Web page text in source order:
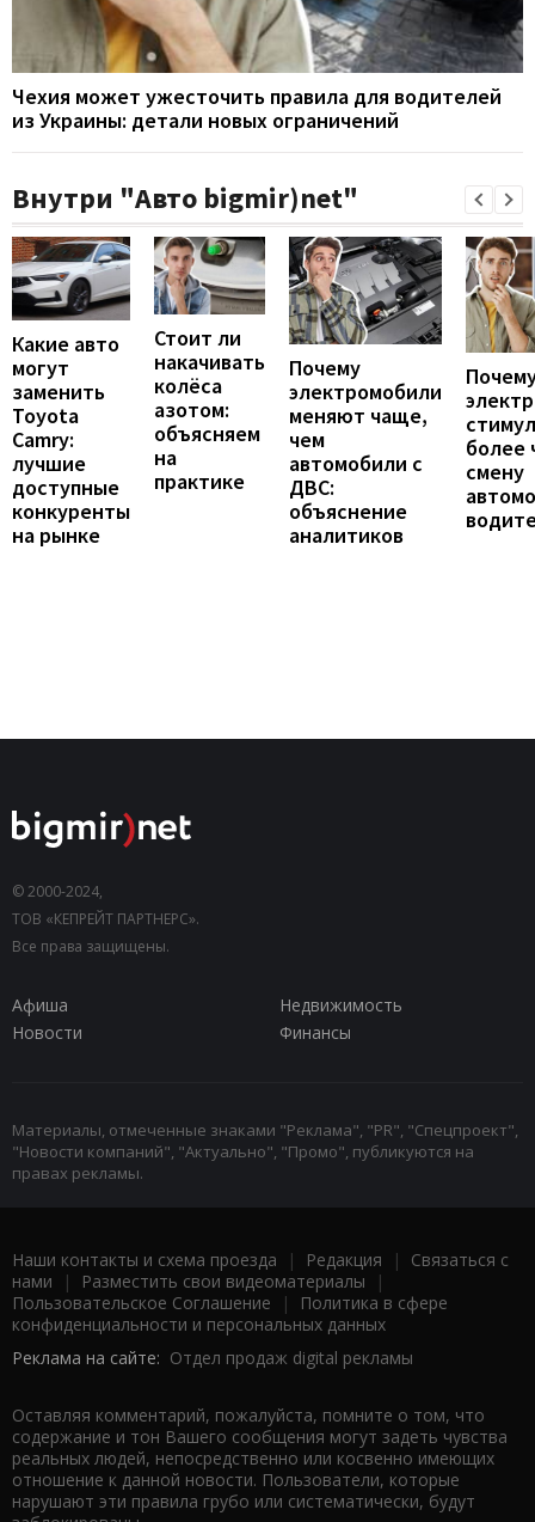
Чехия может ужесточить правила для водителей
из Украины: детали новых ограничений
Внутри "Авто bigmir)net"
Какие авто
могут
заменить
Toyota
Camry:
лучшие
доступные
конкуренты
на рынке
Стоит ли
накачивать
колёса
азотом:
объясняем
на
практике
Почему
электромобили
меняют чаще,
чем
автомобили с
ДВС:
объяснение
аналитиков
более
смену
© 2000-2024,
ТОВ «КЕПРЕЙТ ПАРТНЕРС».
Все права защищены.
Афиша
Недвижимость
Новости
Финансы
Материалы, отмеченные знаками "Реклама", "PR", "Спецпроект",
"Новости компаний", "Актуально", "Промо", публикуются на
правах рекламы.
Наши контакты и схема проезда | Редакция | Связаться с
нами | Разместить свои видеоматериалы |
Пользовательское Соглашение |
Политика в сфере
конфиденциальности и персональных данных
Реклама на сайте: Отдел продаж digital рекламы
Оставляя комментарий, пожалуйста, помните о том, что
содержание и тон Вашего сообщения могут задеть чувства
реальных людей, непосредственно или косвенно имеющих
отношение к данной новости. Пользователи, которые
нарушают эти правила грубо или систематически, будут